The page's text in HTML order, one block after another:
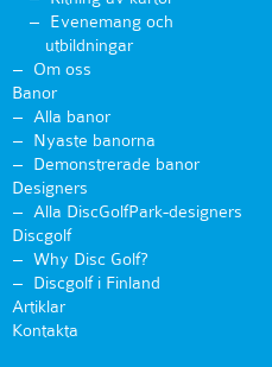
Evenemang och
utbildningar
Om oss
Banor
Alla banor
Nyaste banorna
Demonstrerade banor
Designers
Alla DiscGolfPark-designers
Discgolf
Why Disc Golf?
Discgolf i Finland
Artiklar
Kontakta